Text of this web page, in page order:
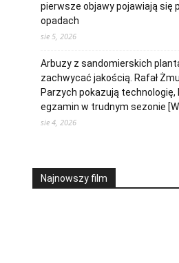
pierwsze objawy pojawiają się
opadach
sie 5, 2026
Arbuzy z sandomierskich
zachwycać jakością. Rafał
Parzych pokazują technologię,
egzamin w trudnym sezonie
sie 4, 2026
Najnowszy film